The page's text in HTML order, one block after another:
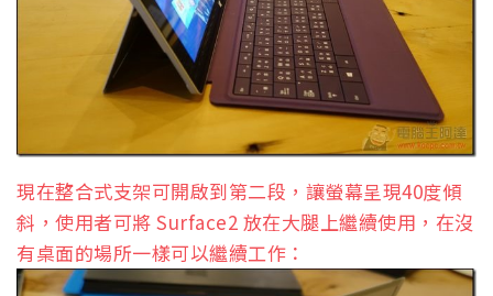
現在整合式支架可開啟到第二段，讓螢幕呈現40度傾
斜，使用者可將 Surface2 放在大腿上繼續使用，在沒
有桌面的場所一樣可以繼續工作：